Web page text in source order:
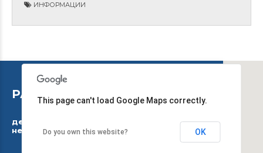
ИНФОРМАЦИИ
This page can't load Google Maps correctly.
Do you own this website? OK
РАБОТНО ВРЕМЕ
дежурниот тим работи 24 часа, 7 дена во
неделата